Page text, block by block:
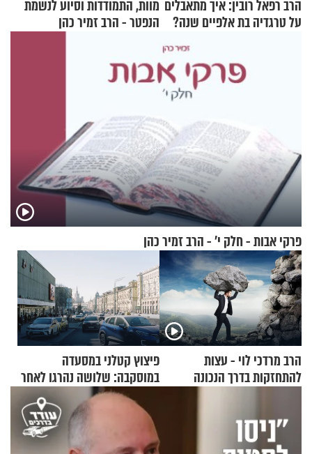
הרב רפאל רובין: איך מתאבלים
על טרגדיה בת אלפיים שנה?
מוות, התמודדות וסיוע לנשמת
הנפטר - הרב זמיר כהן
פרקי אבות - חלק י’ - הרב זמיר כהן
הרב מרדכי לוי - עצות
להתחזקות בדרך הנכונה
פיצוץ קטלני במסעדה
במוסקבה: שלושה נהרגו לאחר
שמטען שנשאה אישה התפוצץ